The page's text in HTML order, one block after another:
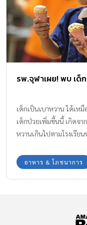
รพ.จุฬาเผย! พบ เด็
เด็กเป็นเบาหวาน ได้เ
เด็กป่วยเพิ่มขึ้นนี้ เกิดจา
หวานเกินไปตามโรงเรีย
อาหาร & โภชนาการ